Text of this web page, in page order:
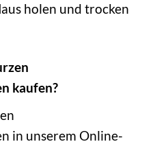
holen und trocken
kaufen?
in unserem Online-